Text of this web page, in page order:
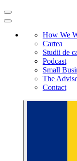
How We
Cartea
Studii de
Podcast
Small
The
Contact